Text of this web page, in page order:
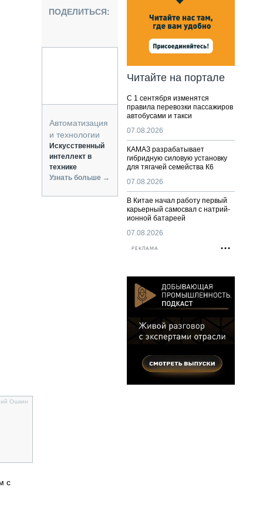
ТРАНСПОРТ
Ошкин
с
ПОДЕЛИТЬСЯ:
Автоматизация
и технологии
Искусственный
интеллект в
технике
Узнать больше →
Читайте на портале
С 1 сентября изменятся
правила перевозки пассажиров
автобусами и такси
07.08.2026
КАМАЗ разрабатывает
гибридную силовую установку
для тягачей семейства К6
07.08.2026
В Китае начал работу первый
карьерный самосвал с натрий-
ионной батареей
07.08.2026
РЕКЛАМА